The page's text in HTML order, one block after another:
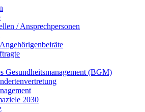
/ Ansprechpersonen
Gesundheitsmanagement (BGM)
2030